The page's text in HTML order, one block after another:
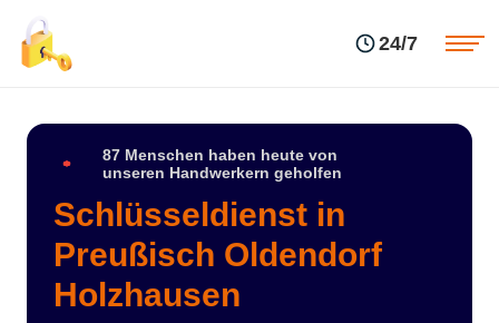
24/7
87 Menschen haben heute von
unseren Handwerkern geholfen
Schlüsseldienst in
Preußisch Oldendorf
Holzhausen